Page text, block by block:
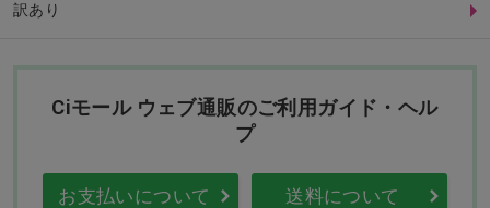
訳あり
Ciモール ウェブ通販のご利用ガイド・ヘル
プ
お支払いについて 送料について